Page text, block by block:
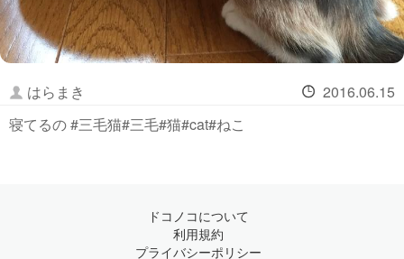
はらまき
2016.06.15
寝てるの #三毛猫#三毛#猫#cat#ねこ
ドコノコについて
利用規約
プライバシーポリシー